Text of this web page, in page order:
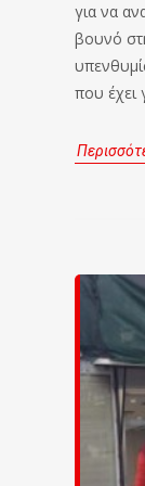
για να
βουνό
που έχει